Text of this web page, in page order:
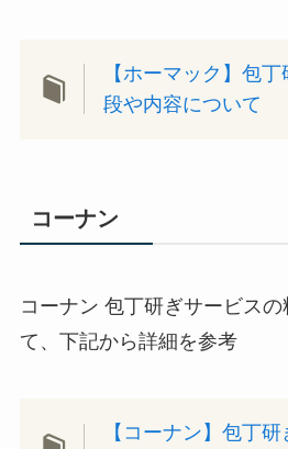
【ホーマック】包
段や内容について
コーナン
コーナン 包丁研ぎサービス
て、下記から詳細を参考
【コーナン】包丁